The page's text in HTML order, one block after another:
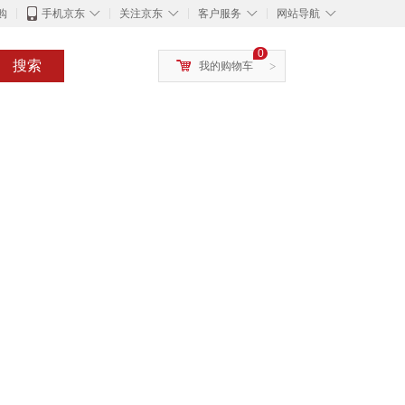
◇
手机京东 ◇
关注京东 ◇
客户服务 ◇
网站导航
搜索 >
0
我的购物车